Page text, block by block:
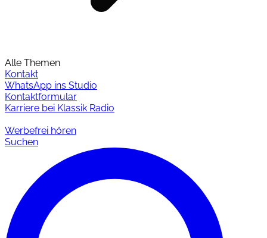
Alle Themen
Kontakt
WhatsApp ins Studio
Kontaktformular
Karriere bei Klassik Radio
Werbefrei hören
Suchen